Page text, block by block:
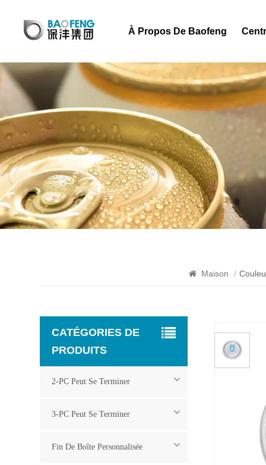
À Propos De Baofeng
Maison /
CATÉGORIES DE
PRODUITS
2-PC Peut Se Terminer
3-PC Peut Se Terminer
Fin De Boîte Personnalisée